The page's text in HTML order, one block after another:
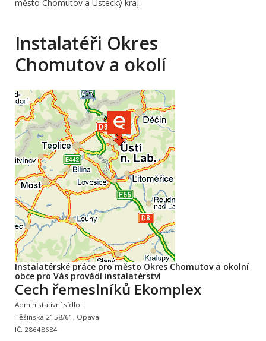
město Chomutov a Ústecký kraj.
Instalatéři Okres
Chomutov a okolí
Instalatérské práce pro město Okres Chomutov a okolní
obce pro Vás provádí instalatérství
Cech řemeslníků Ekomplex
Administativní sídlo:
Těšínská 2158/61, Opava
IČ: 28648684